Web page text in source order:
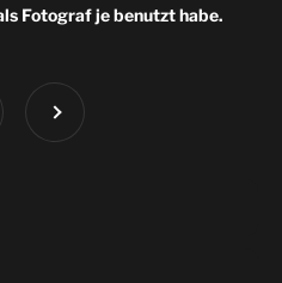
Fotograf je benutzt habe.
Weiter